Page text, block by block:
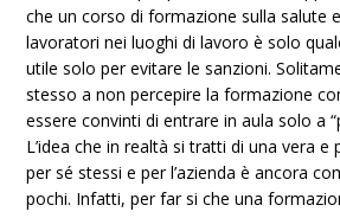
che un corso di formazione sulla salute
lavoratori nei luoghi di lavoro è solo
utile solo per evitare le sanzioni.
stesso a non percepire la formazione
essere convinti di entrare in aula solo a
L’idea che in realtà si tratti di una vera
per sé stessi e per l’azienda è ancora
pochi. Infatti, per far si che una